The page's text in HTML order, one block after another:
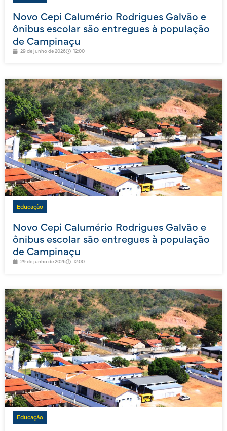
Novo Cepi Calumério Rodrigues Galvão e
ônibus escolar são entregues à população
de Campinaçu
29 de junho de 2026 12:00
Educação
Novo Cepi Calumério Rodrigues Galvão e
ônibus escolar são entregues à população
de Campinaçu
29 de junho de 2026 12:00
Educação